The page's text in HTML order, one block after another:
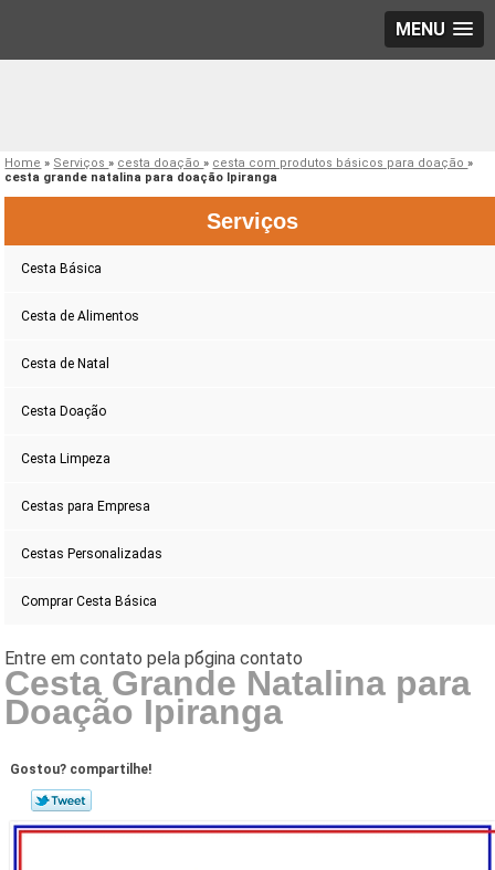
MENU
Home » Serviços» cesta doação» cesta com produtos básicos para doação»
cesta grande natalina para doação Ipiranga
Serviços
Cesta Básica
Cesta de Alimentos
Cesta de Natal
Cesta Doação
Cesta Limpeza
Cestas para Empresa
Cestas Personalizadas
Comprar Cesta Básica
Cesta Grande Natalina para
Doação Ipiranga
Gostou? compartilhe!